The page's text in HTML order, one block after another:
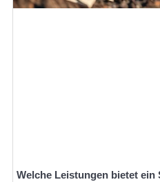
Welche Leistungen bietet